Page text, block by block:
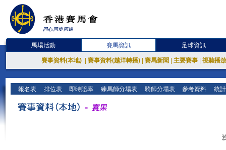
馬場活動 賽馬資訊 足球資訊
賽事資料(本地) 賽事資料(越洋轉播) 賽馬新聞 主要賽事 視聽播
報名表 排位表 即時賠率 練馬師分場表 騎師分場表 參考資料 統